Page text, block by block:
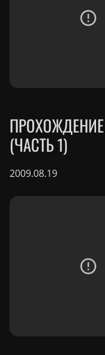
ПРОХОЖДЕНИЕ
(ЧАСТЬ 1)
2009.08.19